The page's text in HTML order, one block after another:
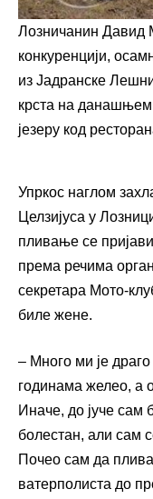
Лозничанин Давид
конкуренцији,
из Јадранске
крста на
језеру код
Упркос наглом
Целзијуса у
пливање се
према речима
секретара Мото-
биле жене.
– Много ми је
годинама желео, а
Иначе, до јуче сам
болестан, али сам
Почео сам да
ватерполиста до